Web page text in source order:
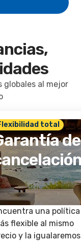
globales al mejor
total
de
una política
flexible al mismo
y la